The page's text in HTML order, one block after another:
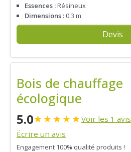
Essences :Résineux
Dimensions : 0.3 m
Devis
Bois de chauffage
écologique
5.0★★★★★Voir les 1 avis
Écrire un avis
Engagement 100% qualité produits !